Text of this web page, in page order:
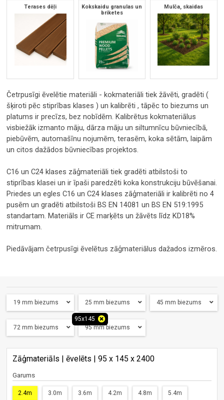
Terases dēļi
Kokskaidu granulas un
briketes
Mulča, skaidas
Četrpusīgi ēvelētie materiāli - kokmateriāli tiek žāvēti, gradēti (
šķiroti pēc stiprības klases ) un kalibrēti , tāpēc to biezums un
platums ir precīzs, bez nobīdēm. Kalibrētus kokmateriālus
visbiežāk izmanto māju, dārza māju un siltumnīcu būvniecībā,
piebūvēm, automašīnu nojumēm, terasēm, koka sētām, laipām
un citos dažādos būvniecības projektos.
C16 un C24 klases zāģmateriāli tiek gradēti atbilstoši to
stiprības klasei un ir īpaši paredzēti koka konstrukciju būvēšanai.
Priedes un egles C16 un C24 klases zāģmateriāli ir kalibrēti no 4
pusēm un gradēti atbilstoši BS EN 14081 un BS EN 519:1995
standartam. Materiāls ir CE marķēts un žāvēts līdz KD18%
mitrumam.
Piedāvājam četrpusīgi ēvelētus zāģmateriālus dažados izmēros.
19 mm biezums 25 mm biezums 45 mm biezums
72 mm biezums 95 mm biezums
95x145
Zāģmateriāls | ēvelēts | 95 x 145 x 2400
Garums
2.4m 3.0m 3.6m 4.2m 4.8m 5.4m